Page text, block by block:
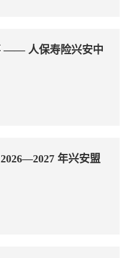
—— 人保寿险兴安中
年兴安盟